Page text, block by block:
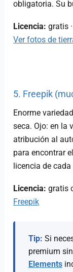
obligatoria. Su
Licencia: gratis
Ver fotos de
5. Freepik
Enorme
seca. Ojo: en la
atribución al
para encontrar
licencia de
Licencia: gratis
Freepik
Tip: Si
premium
Elements